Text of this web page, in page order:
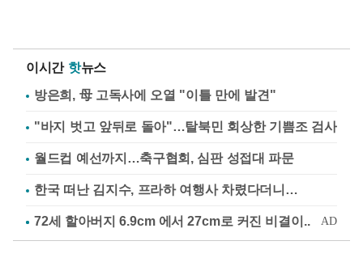
이시간 핫뉴스
방은희, 母 고독사에 오열 "이틀 만에 발견"
"바지 벗고 앞뒤로 돌아"…탈북민 회상한 기쁨조 검사
월드컵 예선까지…축구협회, 심판 성접대 파문
한국 떠난 김지수, 프라하 여행사 차렸다더니…